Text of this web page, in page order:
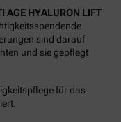
AGE HYALURON LIFT
sind darauf
und sie gepflegt
für das